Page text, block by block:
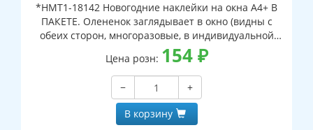
*НМТ1-18142 Новогодние наклейки на окна А4+ В
ПАКЕТЕ. Олененок заглядывает в окно (видны с
обеих сторон, многоразовые, в индивидуальной
упаковке, с европодвесом и клеевым клапаном)
Цена розн: 154₽
−
+
В корзину